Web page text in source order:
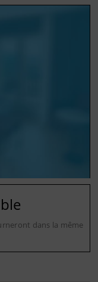
dans la même